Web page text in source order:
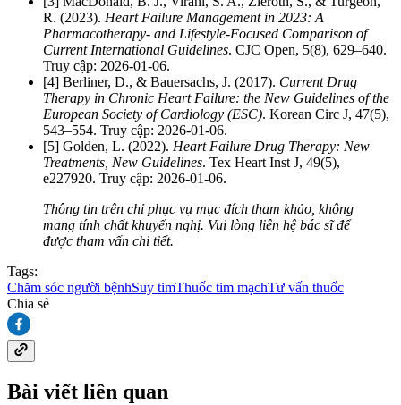
R. (2023). Heart Failure Management in 2023: A
Pharmacotherapy- and Lifestyle-Focused Comparison of
Current International Guidelines. CJC Open, 5(8), 629–640.
Truy cập: 2026-01-06.
[4] Berliner, D., & Bauersachs, J. (2017). Current Drug
Therapy in Chronic Heart Failure: the New Guidelines of the
European Society of Cardiology (ESC). Korean Circ J, 47(5),
543–554. Truy cập: 2026-01-06.
[5] Golden, L. (2022). Heart Failure Drug Therapy: New
Treatments, New Guidelines. Tex Heart Inst J, 49(5),
e227920. Truy cập: 2026-01-06.
Thông tin trên chỉ phục vụ mục đích tham khảo, không
mang tính chất khuyến nghị. Vui lòng liên hệ bác sĩ để
được tham vấn chi tiết.
Tags:
Chăm sóc người bệnhSuy timThuốc tim mạchTư vấn thuốc
Chia sẻ
Bài viết liên quan